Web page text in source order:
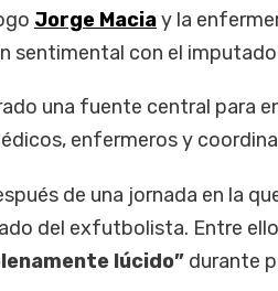
Jorge Maciay la
sentimental con el imputado
una fuente central para
enfermeros y
de una jornada en la
del exfutbolista. Entre
lúcido”durante